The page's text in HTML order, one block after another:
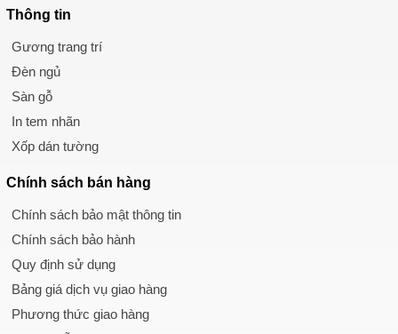
Thông tin
Gương trang trí
Đèn ngủ
Sàn gỗ
In tem nhãn
Xốp dán tường
Chính sách bán hàng
Chính sách bảo mật thông tin
Chính sách bảo hành
Quy định sử dụng
Bảng giá dịch vụ giao hàng
Phương thức giao hàng